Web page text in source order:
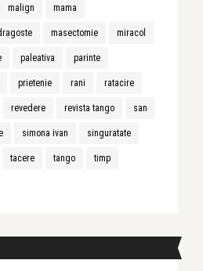
malign mama
masectomie miracol
paleativa parinte
prietenie rani ratacire
revedere revista tango san
simona ivan singuratate
tacere tango timp